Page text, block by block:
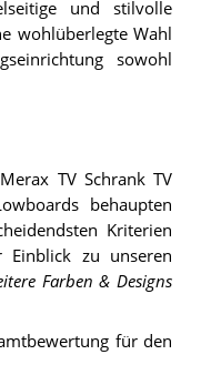
und stilvolle
wohlüberlegte Wahl
sowohl
TV Schrank TV
behaupten
Kriterien
Einblick zu unseren
Farben & Designs
für den